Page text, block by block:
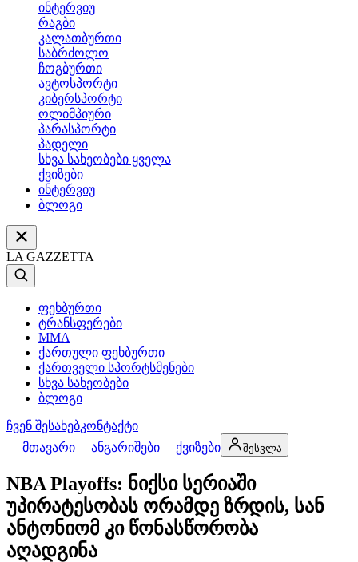
ინტერვიუ
რაგბი
კალათბურთი
საბრძოლო
ჩოგბურთი
ავტოსპორტი
კიბერსპორტი
ოლიმპიური
პარასპორტი
პადელი
სხვა სახეობები ყველა
ქვიზები
ინტერვიუ
ბლოგი
LA GAZZETTA
ფეხბურთი
ტრანსფერები
MMA
ქართული ფეხბურთი
ქართველი სპორტსმენები
სხვა სახეობები
ბლოგი
ჩვენ შესახებკონტაქტი
მთავარი
ანგარიშები ქვიზები შესვლა
NBA Playoffs: ნიქსი სერიაში
უპირატესობას ორამდე ზრდის, სან
ანტონიომ კი წონასწორობა
აღადგინა